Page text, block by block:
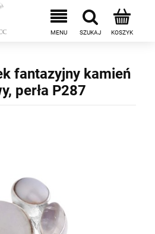
fantazyjny kamień
perła P287